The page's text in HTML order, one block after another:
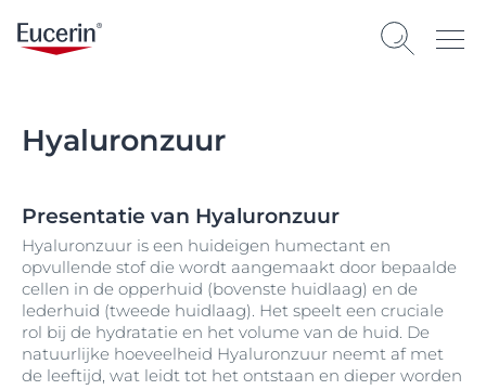
Hyaluronzuur
Presentatie van Hyaluronzuur
Hyaluronzuur is een huideigen humectant en
opvullende stof die wordt aangemaakt door bepaalde
cellen in de opperhuid (bovenste huidlaag) en de
lederhuid (tweede huidlaag). Het speelt een cruciale
rol bij de hydratatie en het volume van de huid. De
natuurlijke hoeveelheid Hyaluronzuur neemt af met
de leeftijd, wat leidt tot het ontstaan en dieper worden